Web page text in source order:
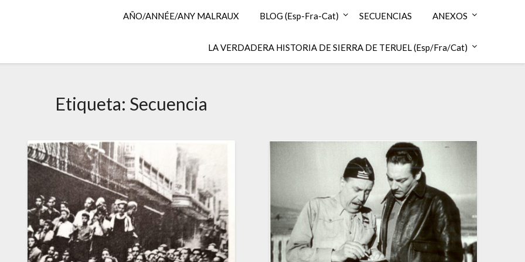
AÑO/ANNÉE/ANY MALRAUX BLOG (Esp-Fra-Cat) SECUENCIAS ANEXOS
LA VERDADERA HISTORIA DE SIERRA DE TERUEL (Esp/Fra/Cat)
Etiqueta: Secuencia